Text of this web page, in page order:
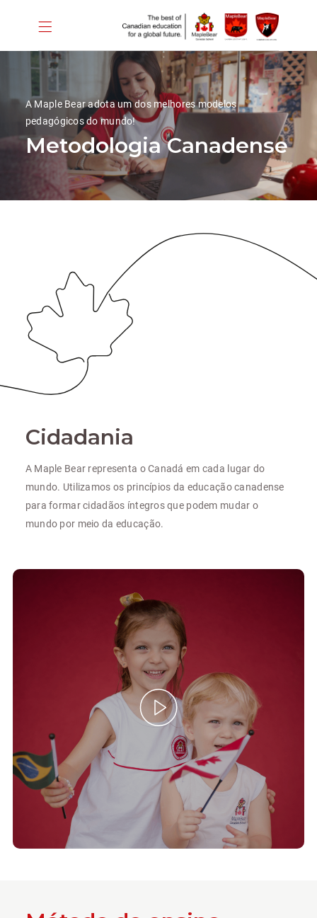
A Maple Bear adota um dos melhores modelos
pedagógicos do mundo!
Metodologia Canadense
Cidadania
A Maple Bear representa o Canadá em cada lugar do
mundo. Utilizamos os princípios da educação canadense
para formar cidadãos íntegros que podem mudar o
mundo por meio da educação.